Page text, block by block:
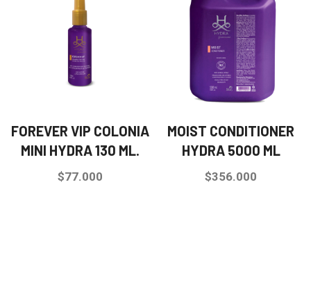
FOREVER VIP COLONIA
MINI HYDRA 130 ML.
$77.000
MOIST CONDITIONER
HYDRA 5000 ML
$356.000